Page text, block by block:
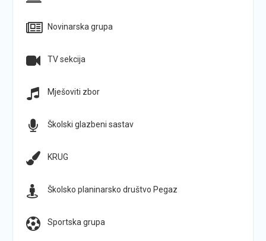
Novinarska grupa
TV sekcija
Mješoviti zbor
Školski glazbeni sastav
KRUG
Školsko planinarsko društvo Pegaz
Sportska grupa